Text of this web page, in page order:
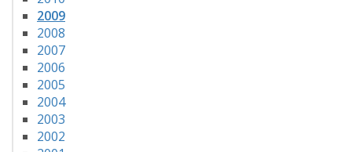
2009
2008
2007
2006
2005
2004
2003
2002